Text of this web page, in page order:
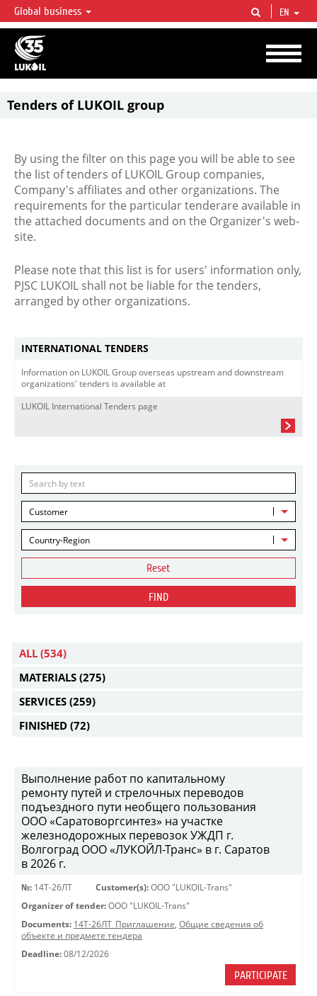
LUKOIL OVERVIEW
LUKOIL is one of the largest oil & gas vertical integrated companies in the world
accounting for over 2% of crude production and circa 1% of proved hydrocarbon
reserves globally.
Global business EN
Tenders of LUKOIL group
By using the filter on this page you will be able to see
the list of tenders of LUKOIL Group companies,
Company's affiliates and other organizations. The
requirements for the particular tenderare available in
the attached documents and on the Organizer's web-
site.
Please note that this list is for users' information only,
PJSC LUKOIL shall not be liable for the tenders,
arranged by other organizations.
INTERNATIONAL TENDERS
Information on LUKOIL Group overseas upstream and downstream
organizations' tenders is available at
LUKOIL International Tenders page
Customer
Country-Region
Reset
FIND
ALL (534)
MATERIALS (275)
SERVICES (259)
FINISHED (72)
Выполнение работ по капитальному
ремонту путей и стрелочных переводов
подъездного пути необщего пользования
ООО «Саратоворгсинтез» на участке
железнодорожных перевозок УЖДП г.
Волгоград ООО «ЛУКОЙЛ-Транс» в г. Саратов
в 2026 г.
№: 14Т-26ЛТ Customer(s): OOO "LUKOIL-Trans"
Organizer of tender: OOO "LUKOIL-Trans"
Documents: 14Т-26ЛТ_Приглашение, Общие сведения об
объекте и предмете тендера
Deadline: 08/12/2026
PARTICIPATE